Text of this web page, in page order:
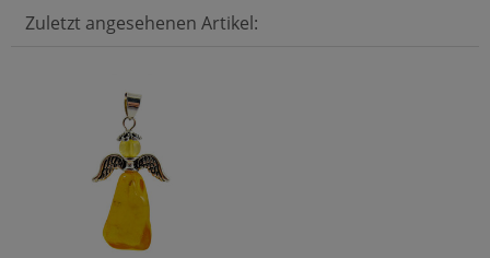
Zuletzt angesehenen Artikel: